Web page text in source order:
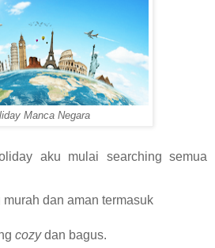
Manca Negara
aku mulai searching semua
dan aman termasuk
cozydan bagus.